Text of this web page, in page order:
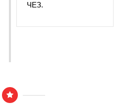
ЧЕЗ.